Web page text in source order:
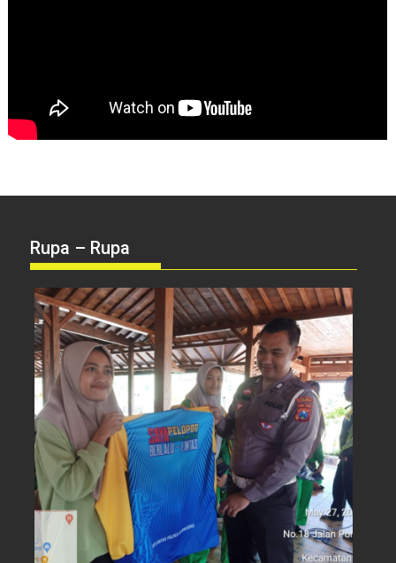
Rupa – Rupa